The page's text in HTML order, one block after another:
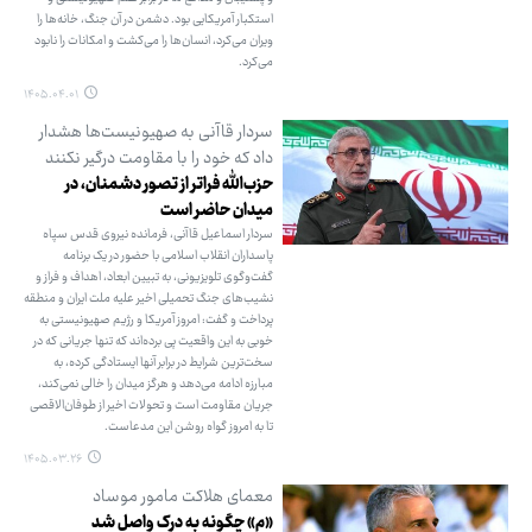
استکبار آمریکایی بود. دشمن در آن جنگ، خانه‌ها را
ویران می‌کرد، انسان‌ها را می‌کشت و امکانات را نابود
می‌کرد.
۱۴۰۵.۰۴.۰۱
سردار قاآنی به صهیونیست‌ها هشدار
داد که خود را با مقاومت درگیر نکنند
حزب‌الله فراتر از تصور دشمنان، در
میدان حاضر است
سردار اسماعیل قاآنی، فرمانده نیروی قدس سپاه
پاسداران انقلاب اسلامی با حضور در یک برنامه
گفت‌وگوی تلویزیونی، به تبیین ابعاد، اهداف و فراز و
نشیب‌های جنگ تحمیلی اخیر علیه ملت ایران و منطقه
پرداخت و گفت: امروز آمریکا و رژیم صهیونیستی به
خوبی به این واقعیت پی برده‌اند که تنها جریانی که در
سخت‌ترین شرایط در برابر آنها ایستادگی کرده، به
مبارزه ادامه می‌دهد و هرگز میدان را خالی نمی‌کند،
جریان مقاومت است و تحولات اخیر از طوفان‌الاقصی
تا به امروز گواه روشن این مدعاست.
۱۴۰۵.۰۳.۲۶
معمای هلاکت مامور موساد
«م» چگونه به درک واصل شد